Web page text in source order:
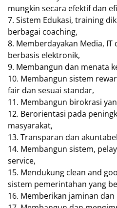
mungkin secara efektif dan
7. Sistem Edukasi, training
berbagai coaching,
8. Memberdayakan Media,
berbasis elektronik,
9. Membangun dan menata
10. Membangun sistem
fair dan sesuai standar,
11. Membangun birokrasi
12. Berorientasi pada
masyarakat,
13. Transparan dan
14. Membangun sistem,
service,
15. Mendukung clean and
sistem pemerintahan yang
16. Memberikan jaminan